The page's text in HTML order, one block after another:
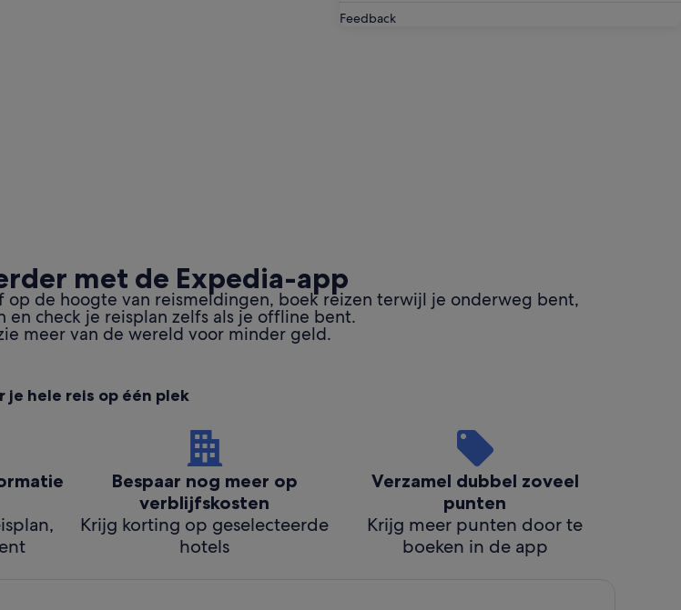
Feedback
met de Expedia-app
de hoogte van reismeldingen, boek reizen terwijl je onderweg bent,
check je reisplan zelfs als je offline bent.
meer van de wereld voor minder geld.
je hele reis op één plek
Bespaar nog meer op
verblijfskosten
Krijg korting op geselecteerde
hotels
Verzamel dubbel zoveel
punten
Krijg meer punten door te
boeken in de app